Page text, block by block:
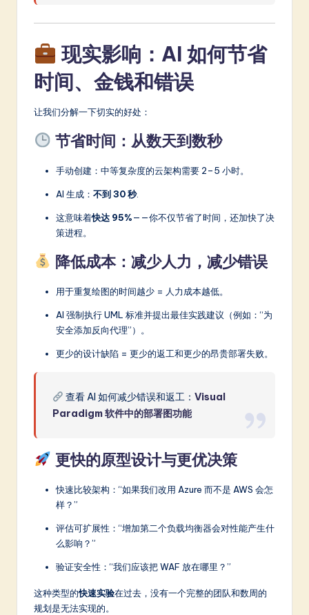
现实影响：AI 如何节省
时间、金钱和错误
让我们分解一下切实的好处：
节省时间：从数天到数秒
手动创建：中等复杂度的云架构需要 2–5 小时。
AI 生成： 不到 30 秒.
这意味着快达 95%——你不仅节省了时间，还加快了决
策进程。
降低成本：减少人力，减少错误
用于重复绘图的时间越少 = 人力成本越低。
AI 强制执行 UML 标准并提出最佳实践建议（例如：“为
安全添加反向代理”）。
更少的设计缺陷 = 更少的返工和更少的昂贵部署失败。
查看 AI 如何减少错误和返工：Visual
Paradigm 软件中的部署图功能
更快的原型设计与更优决策
快速比较架构：“如果我们改用 Azure 而不是 AWS 会怎
样？”
评估可扩展性：“增加第二个负载均衡器会对性能产生什
么影响？”
验证安全性：“我们应该把 WAF 放在哪里？”
这种类型的快速实验在过去，没有一个完整的团队和数周的
规划是无法实现的。